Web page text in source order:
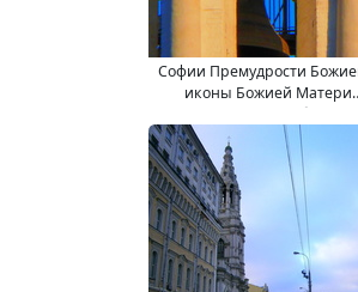
Софии Премудрости
иконы Божией Матери
"Взыскание погибших" (в
колокольне) храм.